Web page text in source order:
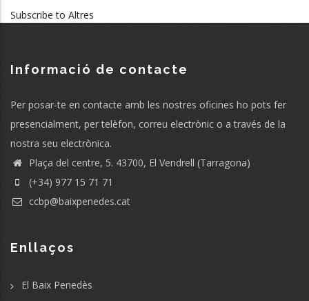
Subscribe to Altres
Informació de contacte
Per posar-te en contacte amb les nostres oficines ho pots fer
presencialment, per telèfon, correu electrònic o a través de la
nostra seu electrònica.
Plaça del centre, 5. 43700, El Vendrell (Tarragona)
(+34) 977 15 71 71
ccbp@baixpenedes.cat
Enllaços
El Baix Penedès